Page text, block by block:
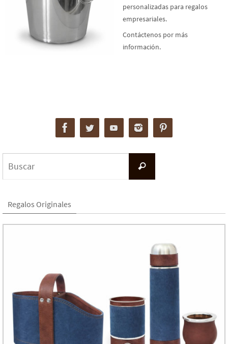
personalizadas para regalos
empresariales.
Contáctenos por más
información.
Buscar
Regalos Originales